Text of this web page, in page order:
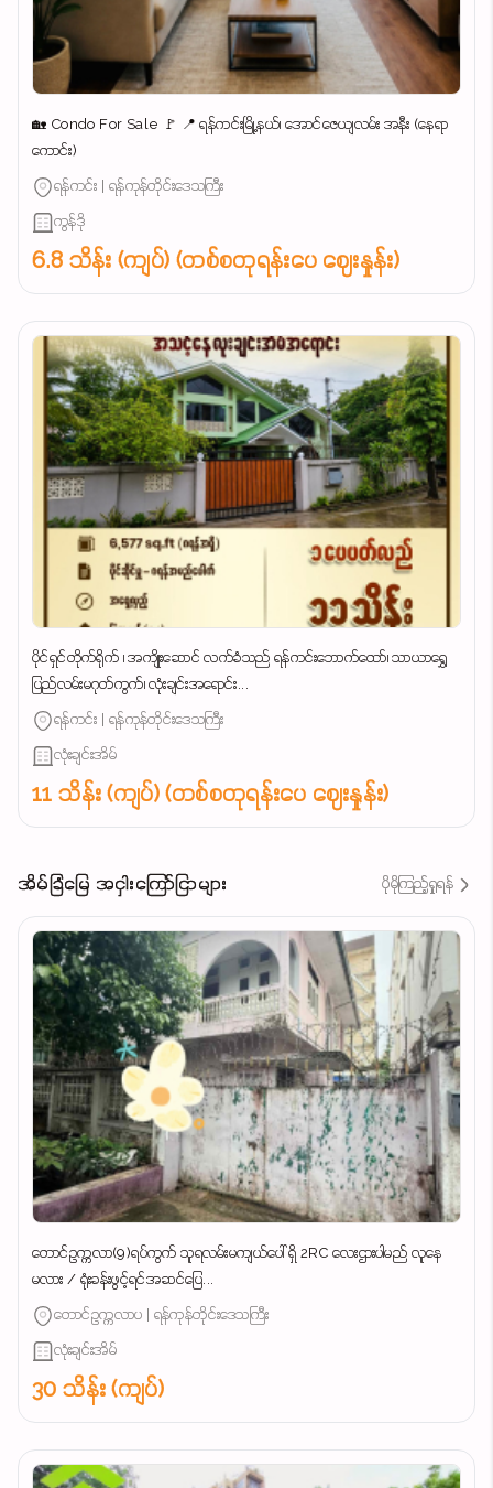
🏡 Condo For Sale 🚩 📍 ရန်ကင်းမြို့နယ်၊ အောင်ဇေယျလမ်း အနီး (နေရာ
ကောင်း)
ရန်ကင်း | ရန်ကုန်တိုင်းဒေသကြီး
ကွန်ဒို
6.8 သိန်း (ကျပ်) (တစ်စတုရန်းပေ ဈေးနှုန်း)
ပိုင်ရှင်တိုက်ရိုက် ၊ အကျိုးဆောင် လက်ခံသည် ရန်ကင်းဘောက်ထော်၊ သာယာရွှေ
ပြည်လမ်းမဂုတ်ကွက်၊ လုံးချင်းအရောင်း...
ရန်ကင်း | ရန်ကုန်တိုင်းဒေသကြီး
လုံးချင်းအိမ်
11 သိန်း (ကျပ်) (တစ်စတုရန်းပေ ဈေးနှုန်း)
အိမ်ခြံမြေ အငှါးကြော်ငြာများ ပိုမိုကြည့်ရှုရန်
တောင်ဥက္ကလာ(9)ရပ်ကွက် သူရလမ်းမကျယ်ပေါ် ရှိ 2RC လေးဌားပါမည် လူနေ
မလား / ရုံးခန်းဖွင့်ရင်အဆင်ပြေ...
တောင်ဥက္ကလာပ | ရန်ကုန်တိုင်းဒေသကြီး
လုံးချင်းအိမ်
30 သိန်း (ကျပ်)